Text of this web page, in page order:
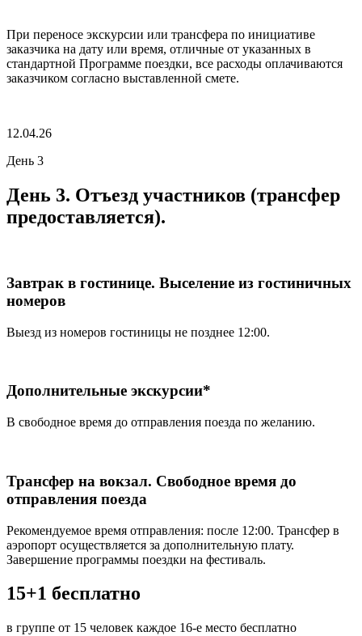
При переносе экскурсии или трансфера по инициативе
заказчика на дату или время, отличные от указанных в
стандартной Программе поездки, все расходы оплачиваются
заказчиком согласно выставленной смете.
12.04.26
День 3
День 3. Отъезд участников (трансфер
предоставляется).
Завтрак в гостинице. Выселение из гостиничных
номеров
Выезд из номеров гостиницы не позднее 12:00.
Дополнительные экскурсии*
В свободное время до отправления поезда по желанию.
Трансфер на вокзал. Свободное время до
отправления поезда
Рекомендуемое время отправления: после 12:00. Трансфер в
аэропорт осуществляется за дополнительную плату.
Завершение программы поездки на фестиваль.
15+1 бесплатно
в группе от 15 человек каждое 16-е место бесплатно